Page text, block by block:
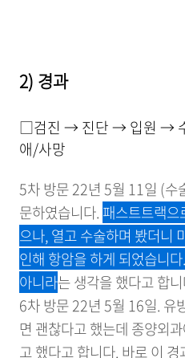
2) 경과
□검진 → 진단 → 입원 →
애/사망
5차 방문 22년 5월 11일 (수
문하였습니다. 패스트트랙으
으나, 열고 수술하며 봤더니
인해 항암을 하게 되었습니다.
아니라는 생각을 했다고 합
6차 방문 22년 5월 16일. 유
면 괜찮다고 했는데 종양외
고 했다고 합니다. 바로 이 경